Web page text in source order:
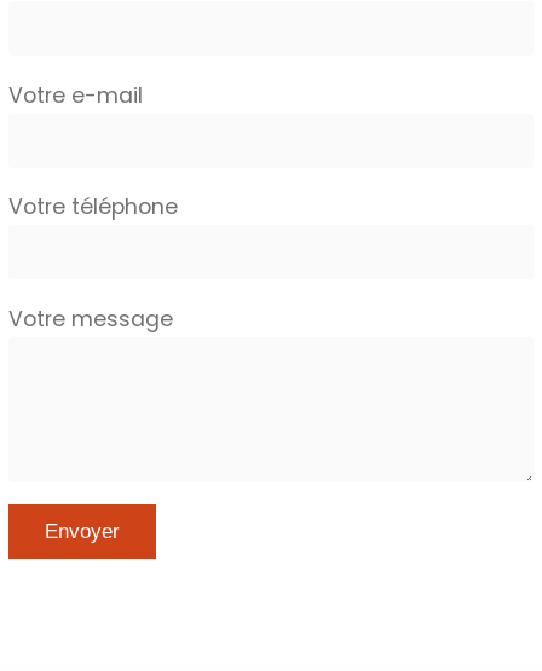
Votre e-mail
Votre téléphone
Votre message